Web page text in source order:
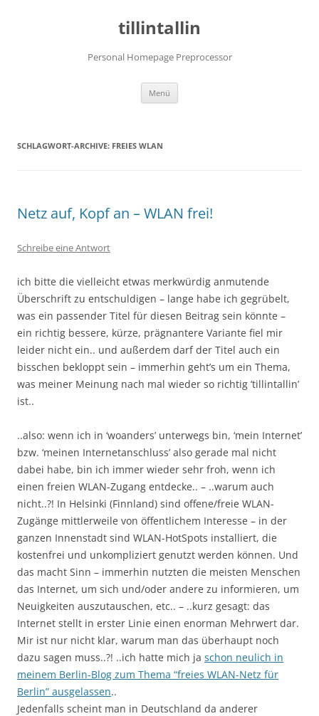
tillintallin
Personal Homepage Preprocessor
Menü
SCHLAGWORT-ARCHIVE: FREIES WLAN
Netz auf, Kopf an – WLAN frei!
Schreibe eine Antwort
ich bitte die vielleicht etwas merkwürdig anmutende
Überschrift zu entschuldigen – lange habe ich gegrübelt,
was ein passender Titel für diesen Beitrag sein könnte –
ein richtig bessere, kürze, prägnantere Variante fiel mir
leider nicht ein.. und außerdem darf der Titel auch ein
bisschen bekloppt sein – immerhin geht’s um ein Thema,
was meiner Meinung nach mal wieder so richtig ’tillintallin’
ist..
..also: wenn ich in ‘woanders’ unterwegs bin, ‘mein Internet’
bzw. ‘meinen Internetanschluss’ also gerade mal nicht
dabei habe, bin ich immer wieder sehr froh, wenn ich
einen freien WLAN-Zugang entdecke.. – ..warum auch
nicht..?! In Helsinki (Finnland) sind offene/freie WLAN-
Zugänge mittlerweile von öffentlichem Interesse – in der
ganzen Innenstadt sind WLAN-HotSpots installiert, die
kostenfrei und unkompliziert genutzt werden können. Und
das macht Sinn – immerhin nutzten die meisten Menschen
das Internet, um sich und/oder andere zu informieren, um
Neuigkeiten auszutauschen, etc.. – ..kurz gesagt: das
Internet stellt in erster Linie einen enorman Mehrwert dar.
Mir ist nur nicht klar, warum man das überhaupt noch
dazu sagen muss..?! ..ich hatte mich ja schon neulich in
meinem Berlin-Blog zum Thema “freies WLAN-Netz für
Berlin” ausgelassen..
Jedenfalls scheint man in Deutschland da anderer